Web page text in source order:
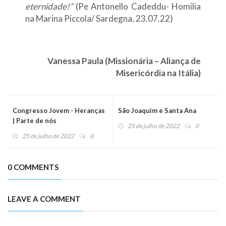
eternidade!”(Pe Antonello Cadeddu- Homilia
na Marina Piccola/ Sardegna, 23.07.22)
Vanessa Paula (Missionária – Aliança de
Misericórdia na Itália)
Congresso Jovem - Heranças
| Parte de nós
25 de julho de 2022 0
São Joaquim e Santa Ana
25 de julho de 2022 0
0 COMMENTS
LEAVE A COMMENT